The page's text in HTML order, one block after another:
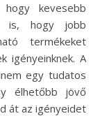
kevesebb
is, hogy jobb
termékeket
igényeinknek. A
egy tudatos
élhetőbb jövő
át az igényeidet